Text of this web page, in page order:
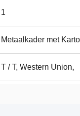
1
Metaalkader met
T / T, Western Union,